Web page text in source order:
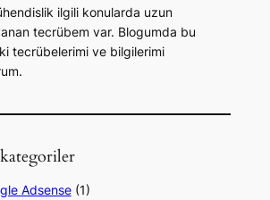
ilgili konularda uzun
tecrübem var. Blogumda bu
tecrübelerimi ve bilgilerimi
Adsense(1)